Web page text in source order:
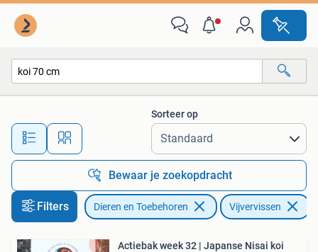
Alle afstanden…
Sorteer op
Bewaar je zoekopdracht
Filters Dieren en Toebehoren Vijvervissen
Actiebak week 32 | Japanse Nisai koi